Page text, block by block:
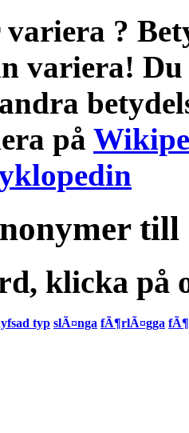
variera ?
variera!
på
klicka på
typ slÃ¤nga fÃ¶rlÃ¤gga